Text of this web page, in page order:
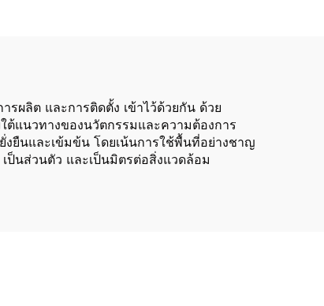
ผลิต และการติดตั้ง เข้าไว้ด้วยกัน ด้วย
แนวทางของนวัตกรรมและความต้องการ
งยืนและเข้มข้น โดยเน้นการใช้พื้นที่อย่างชาญ
นส่วนตัว และเป็นมิตรต่อสิ่งแวดล้อม